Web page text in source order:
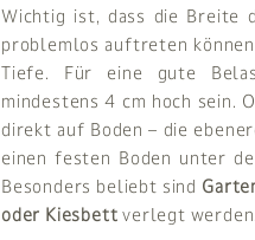
Wichtig ist, dass die Breite
problemlos auftreten
Tiefe. Für eine gute
mindestens 4 cm hoch sein.
direkt auf Boden – die
einen festen Boden unter
Besonders beliebt sind
oder Kiesbett verlegt werden.